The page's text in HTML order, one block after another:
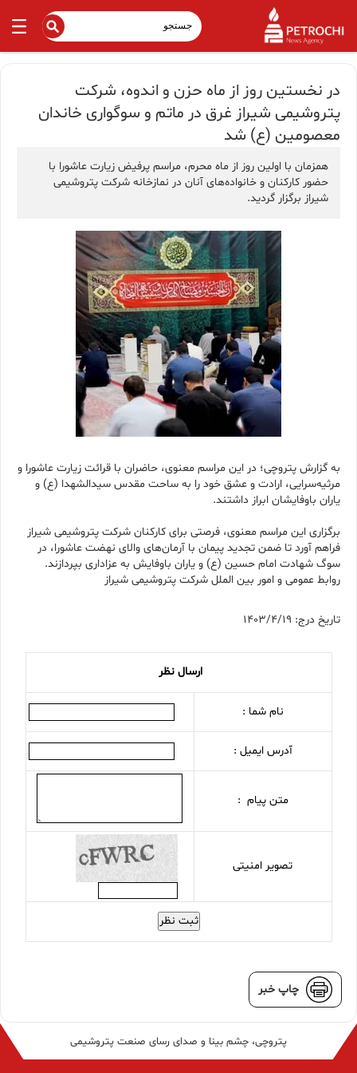
در نخستین روز از ماه حزن و اندوه، شركت
پتروشیمی شیراز غرق در ماتم و سوگواری خاندان
معصومین (ع) شد
همزمان با اولین روز از ماه محرم، مراسم پرفیض زیارت عاشورا با
حضور کارکنان و خانواده‌های آنان در نمازخانه شرکت پتروشیمی
شیراز برگزار گردید.
به گزارش پتروچی؛ در این مراسم معنوی، حاضران با قرائت زیارت عاشورا و
مرثیه‌سرایی، ارادت و عشق خود را به ساحت مقدس سیدالشهدا (ع) و
یاران باوفایشان ابراز داشتند.
برگزاری این مراسم معنوی، فرصتی برای کارکنان شرکت پتروشیمی شیراز
فراهم آورد تا ضمن تجدید پیمان با آرمان‌های والای نهضت عاشورا، در
سوگ شهادت امام حسین (ع) و یاران باوفایش به عزاداری بپردازند.
روابط عمومی و امور بین الملل شرکت پتروشیمی شیراز
تاریخ درج: 1403/4/19
ارسال نظر
نام شما :
آدرس ایمیل :
متن پیام :
تصویر امنیتی
ثبت نظر
چاپ خبر
پتروچی، چشم بینا و صدای رسای صنعت پتروشیمی